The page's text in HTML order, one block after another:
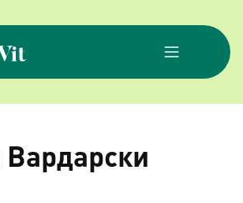
Вардарски